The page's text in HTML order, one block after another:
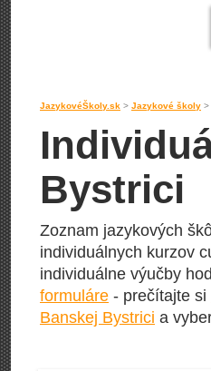
JazykovéŠkoly.sk > Jazykové školy >
Bystrici
Zoznam jazykových
individuálnych kurzov
individuálne výučby
formuláre - prečítajte si
Banskej Bystrici a